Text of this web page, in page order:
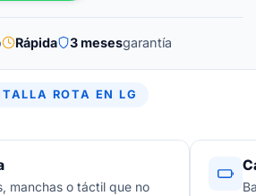
Rápida 3 mesesgarantía
ROTA EN LG
manchas o táctil que no